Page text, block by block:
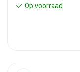
Op voorraad